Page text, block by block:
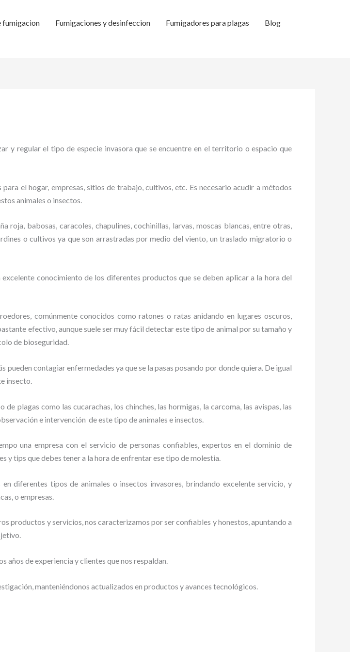
fumigacion Fumigaciones y desinfeccion Fumigadores para plagas
Blog
y regular el tipo de especie invasora que se encuentre en el territorio o espacio que
el hogar, empresas, sitios de trabajo, cultivos, etc. Es necesario acudir a métodos
animales o insectos.
babosas, caracoles, chapulines, cochinillas, larvas, moscas blancas, entre otras,
o cultivos ya que son arrastradas por medio del viento, un traslado migratorio o
conocimiento de los diferentes productos que se deben aplicar a la hora del
comúnmente conocidos como ratones o ratas anidando en lugares oscuros,
efectivo, aunque suele ser muy fácil detectar este tipo de animal por su tamaño y
de bioseguridad.
contagiar enfermedades ya que se la pasas posando por donde quiera. De igual
insecto.
plagas como las cucarachas, los chinches, las hormigas, la carcoma, las avispas, las
e intervención de este tipo de animales e insectos.
una empresa con el servicio de personas confiables, expertos en el dominio de
y tips que debes tener a la hora de enfrentar ese tipo de molestia.
diferentes tipos de animales o insectos invasores, brindando excelente servicio, y
o empresas.
productos y servicios, nos caracterizamos por ser confiables y honestos, apuntando a
de experiencia y clientes que nos respaldan.
manteniéndonos actualizados en productos y avances tecnológicos.